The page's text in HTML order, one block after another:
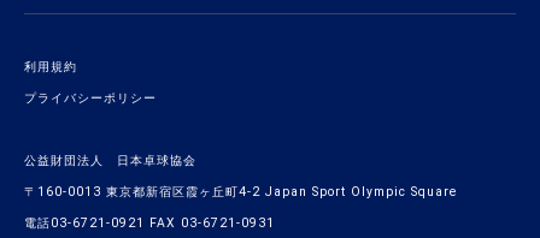
利用規約
プライバシーポリシー
公益財団法人 日本卓球協会
〒160-0013 東京都新宿区霞ヶ丘町4-2 Japan Sport Olympic Square
電話03-6721-0921 FAX 03-6721-0931